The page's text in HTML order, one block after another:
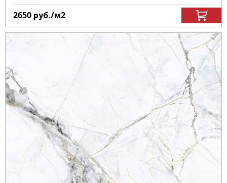
2650 руб./м2